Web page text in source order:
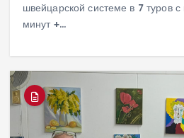
швейцарской системе в 7 туров
минут +…